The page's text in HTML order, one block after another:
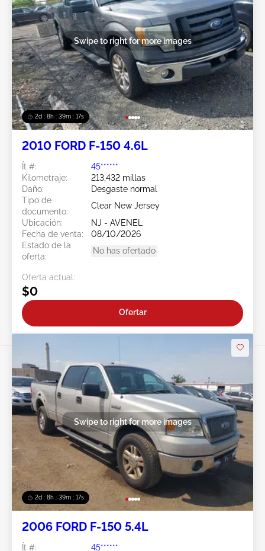
2d : 8h : 39m : 15s
Swipe to right for more images
2010 FORD F-150 4.6L
Ít #:
45******
Kilometraje:
213,432 millas
Daño:
Desgaste normal
Tipo de
documento:
Clear New Jersey
Ubicación:
NJ - AVENEL
Fecha de venta:
08/10/2026
Estado de la
oferta:
No has ofertado
Oferta actual:
$0
Ofertar
2d : 8h : 39m : 15s
Swipe to right for more images
2006 FORD F-150 5.4L
Ít #: 45******